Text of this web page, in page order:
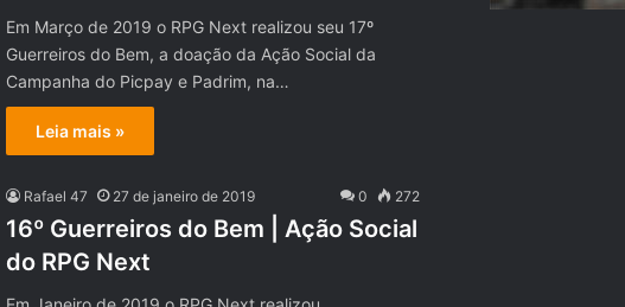
Em Março de 2019 o RPG Next realizou seu 17º
Guerreiros do Bem, a doação da Ação Social da
Campanha do Picpay e Padrim, na…
Leia mais »
Rafael 47 27 de janeiro de 2019 0 272
16º Guerreiros do Bem | Ação Social
do RPG Next